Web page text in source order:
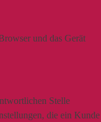
und das Gerät
Stelle
die ein Kunde